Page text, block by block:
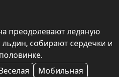
преодолевают ледяную
собирают сердечки и
Мобильная